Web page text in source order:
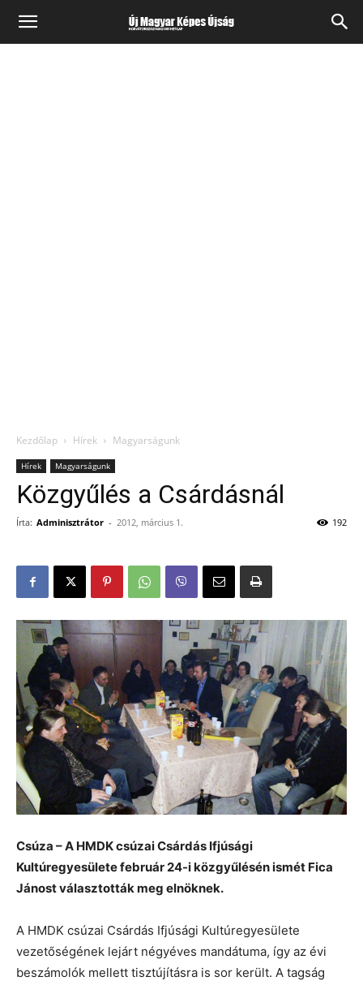
Kezdőlap Hírek Magyarságunk
Hírek Magyarságunk
Közgyűlés a Csárdásnál
Írta: Adminisztrátor - 2012, március 1. 192
Csúza – A HMDK csúzai Csárdás Ifjúsági
Kultúregyesülete február 24-i közgyűlésén ismét Fica
Jánost választották meg elnöknek.
A HMDK csúzai Csárdás Ifjúsági Kultúregyesülete
vezetőségének lejárt négyéves mandátuma, így az évi
beszámolók mellett tisztújításra is sor került. A tagság